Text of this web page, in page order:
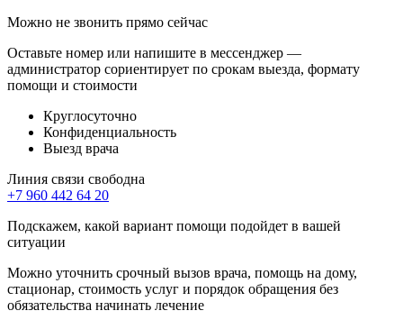
Можно не звонить прямо сейчас
Оставьте номер или напишите в мессенджер —
администратор сориентирует по срокам выезда, формату
помощи и стоимости
Круглосуточно
Конфиденциальность
Выезд врача
Линия связи свободна
+7 960 442 64 20
Подскажем, какой вариант помощи подойдет в вашей
ситуации
Можно уточнить срочный вызов врача, помощь на дому,
стационар, стоимость услуг и порядок обращения без
обязательства начинать лечение